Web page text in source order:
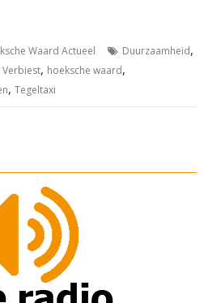
Waard Actueel Duurzaamheid,
Verbiest, hoeksche waard,
,Tegeltaxi